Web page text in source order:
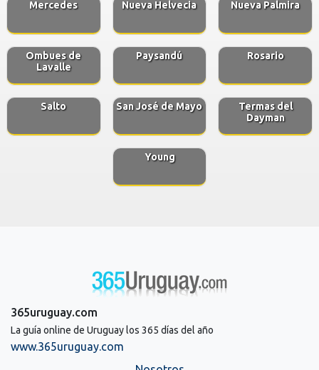
Mercedes Nueva Helvecia Nueva Palmira
Ombues de
Lavalle
Paysandú Rosario
Salto San José de Mayo
Termas del
Dayman
Young
365uruguay.com
La guía online de Uruguay los 365 días del año
www.365uruguay.com